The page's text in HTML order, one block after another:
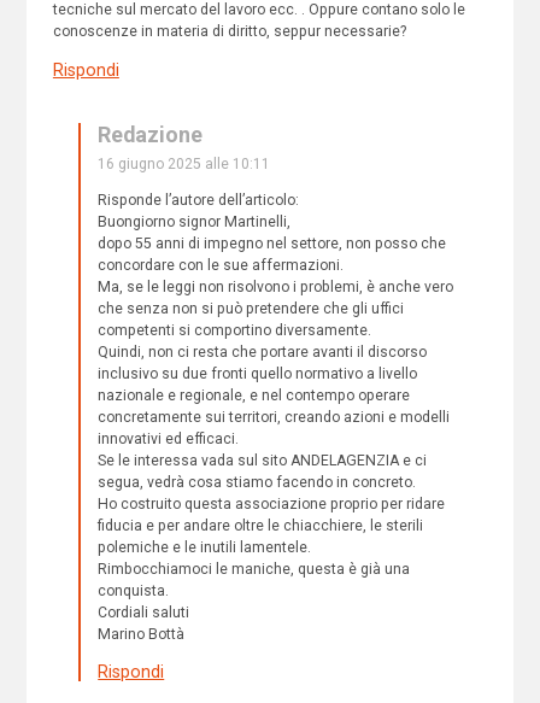
tecniche sul mercato del lavoro ecc. . Oppure contano solo le
conoscenze in materia di diritto, seppur necessarie?
Rispondi
Redazione
16 giugno 2025 alle 10:11
Risponde l’autore dell’articolo:
Buongiorno signor Martinelli,
dopo 55 anni di impegno nel settore, non posso che
concordare con le sue affermazioni.
Ma, se le leggi non risolvono i problemi, è anche vero
che senza non si può pretendere che gli uffici
competenti si comportino diversamente.
Quindi, non ci resta che portare avanti il discorso
inclusivo su due fronti quello normativo a livello
nazionale e regionale, e nel contempo operare
concretamente sui territori, creando azioni e modelli
innovativi ed efficaci.
Se le interessa vada sul sito ANDELAGENZIA e ci
segua, vedrà cosa stiamo facendo in concreto.
Ho costruito questa associazione proprio per ridare
fiducia e per andare oltre le chiacchiere, le sterili
polemiche e le inutili lamentele.
Rimbocchiamoci le maniche, questa è già una
conquista.
Cordiali saluti
Marino Bottà
Rispondi